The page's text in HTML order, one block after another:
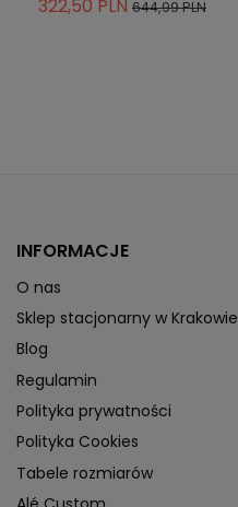
Wypełnienie
322,50 PLN 644,99 PLN
INFORMACJE
O nas
Sklep stacjonarny w Krakowie
Blog
Regulamin
Polityka prywatności
Polityka Cookies
Tabele rozmiarów